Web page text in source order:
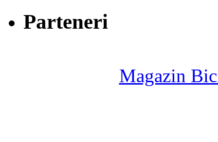
Parteneri
Magazin